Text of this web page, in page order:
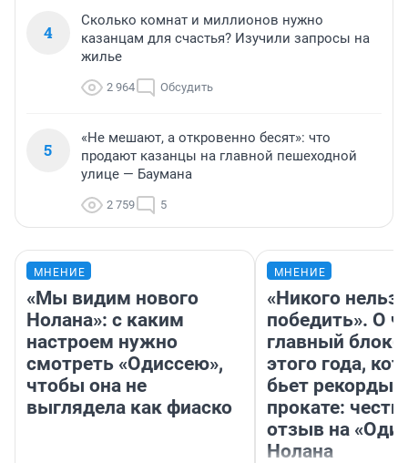
4
Сколько комнат и миллионов нужно
казанцам для счастья? Изучили запросы на
жилье
2 964 Обсудить
5
«Не мешают, а откровенно бесят»: что
продают казанцы на главной пешеходной
улице — Баумана
2 759 5
МНЕНИЕ
«Мы видим нового
Нолана»: с каким
настроем нужно
смотреть «Одиссею»,
чтобы она не
выглядела как фиаско
МНЕНИЕ
«Никого нельзя
победить». О
главный
этого года,
бьет рекорды в
прокате:
отзыв на
Нолана